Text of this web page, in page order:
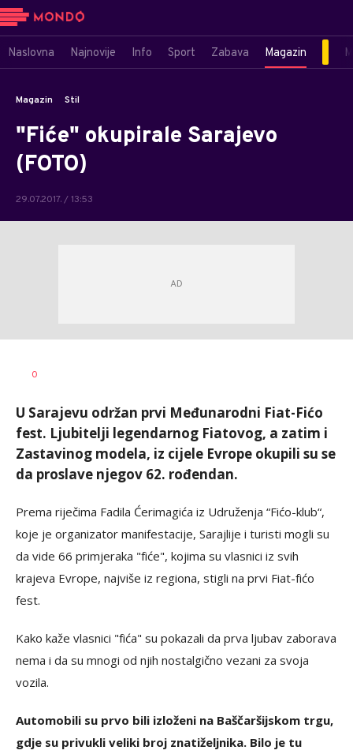
Naslovna Najnovije Info Sport Zabava Magazin
Magazin Stil
"Fiće" okupirale Sarajevo
(FOTO)
29.07.2017. / 13:53
AUTOR
0
U Sarajevu održan prvi Međunarodni Fiat-Fićo
fest. Ljubitelji legendarnog Fiatovog, a zatim i
Zastavinog modela, iz cijele Evrope okupili su se
da proslave njegov 62. rođendan.
Prema riječima Fadila Ćerimagića iz Udruženja “Fićo-klub“,
koje je organizator manifestacije, Sarajlije i turisti mogli su
da vide 66 primjeraka "fiće", kojima su vlasnici iz svih
krajeva Evrope, najviše iz regiona, stigli na prvi Fiat-fićo
fest.
Kako kaže vlasnici "fića" su pokazali da prva ljubav zaborava
nema i da su mnogi od njih nostalgično vezani za svoja
vozila.
Automobili su prvo bili izloženi na Baščaršijskom trgu,
gdje su privukli veliki broj znatiželjnika. Bilo je tu